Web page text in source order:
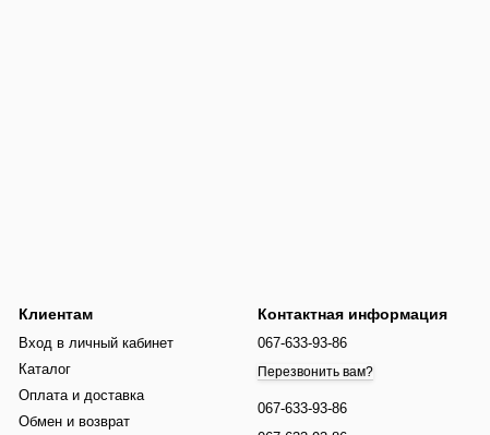
Клиентам
Вход в личный кабинет
Каталог
Оплата и доставка
Обмен и возврат
Контактная информация
067-633-93-86
Перезвонить вам?
067-633-93-86